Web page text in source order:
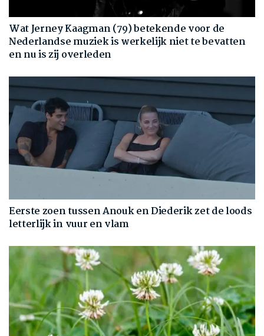
Wat Jerney Kaagman (79) betekende voor de
Nederlandse muziek is werkelijk niet te bevatten
en nu is zij overleden
Eerste zoen tussen Anouk en Diederik zet de loods
letterlijk in vuur en vlam